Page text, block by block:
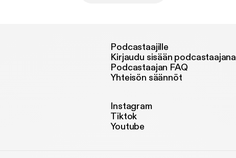
Podcastaajille
Kirjaudu sisään podcastaajana
Podcastaajan FAQ
Yhteisön säännöt
Instagram
Tiktok
Youtube